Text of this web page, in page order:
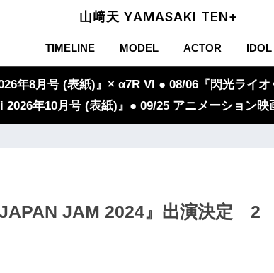
山﨑天 YAMASAKI TEN+
TIMELINE MODEL ACTOR IDOL
年8月号 (表紙)』× α7R VI ● 08/06『閃光ライ
2026年10月号 (表紙)』● 09/25 アニメーション映
JAM 2024』出演決定 2